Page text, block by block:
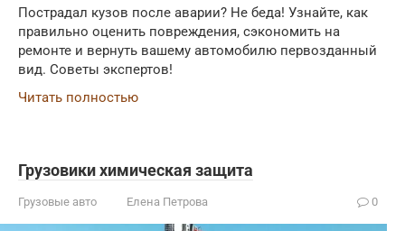
Пострадал кузов после аварии? Не беда! Узнайте, как
правильно оценить повреждения, сэкономить на
ремонте и вернуть вашему автомобилю первозданный
вид. Советы экспертов!
Читать полностью
Грузовики химическая защита
Грузовые авто Елена Петрова 0